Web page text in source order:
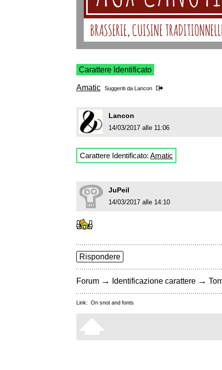
Carattere Identificato
Amatic Suggeriti da Lancon
Lancon
14/03/2017 alle 11:06
Carattere Identificato: Amatic
JuPeil
14/03/2017 alle 14:10
Rispondere
Forum → Identificazione carattere →
Link: On snot and fonts